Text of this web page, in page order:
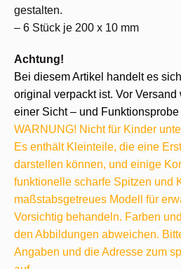
gestalten.
– 6 Stück je 200 x 10 mm
Achtung!
Bei diesem Artikel handelt es
original verpackt ist. Vor
einer Sicht – und
WARNUNG! Nicht für Kinder
Es enthält Kleinteile, die eine
darstellen können, und einige
funktionelle scharfe Spitzen und
maßstabsgetreues Modell für
Vorsichtig behandeln. Farben
den Abbildungen abweichen.
Angaben und die Adresse zum